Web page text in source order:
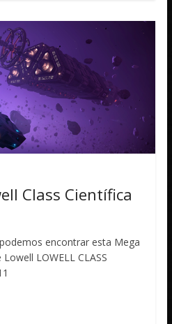
Class Científica
encontrar esta Mega
LOWELL CLASS